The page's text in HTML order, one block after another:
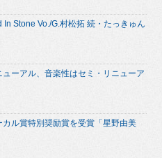
In Stone Vo./G.村松拓 続・たっきゅん
ューアル、音楽性はセミ・リニューア
カル賞特別奨励賞を受賞「星野由美